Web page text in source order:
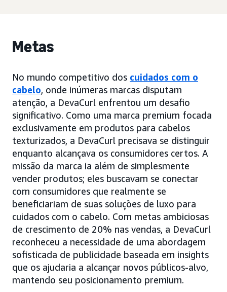
Metas
No mundo competitivo dos cuidados com o
cabelo, onde inúmeras marcas disputam
atenção, a DevaCurl enfrentou um desafio
significativo. Como uma marca premium focada
exclusivamente em produtos para cabelos
texturizados, a DevaCurl precisava se distinguir
enquanto alcançava os consumidores certos. A
missão da marca ia além de simplesmente
vender produtos; eles buscavam se conectar
com consumidores que realmente se
beneficiariam de suas soluções de luxo para
cuidados com o cabelo. Com metas ambiciosas
de crescimento de 20% nas vendas, a DevaCurl
reconheceu a necessidade de uma abordagem
sofisticada de publicidade baseada em insights
que os ajudaria a alcançar novos públicos-alvo,
mantendo seu posicionamento premium.